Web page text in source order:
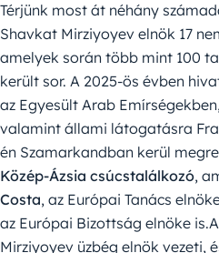
Térjünk most át néhány
Shavkat Mirziyoyev elnök 17
amelyek során több mint 100
került sor. A 2025-ös évben
az Egyesült Arab
valamint állami látogatásra
én Szamarkandban kerül
Közép-Ázsia csúcstalálkozó,
Costa, az Európai Tanács
az Európai Bizottság elnöke
Mirziyoyev üzbég elnök vezeti,